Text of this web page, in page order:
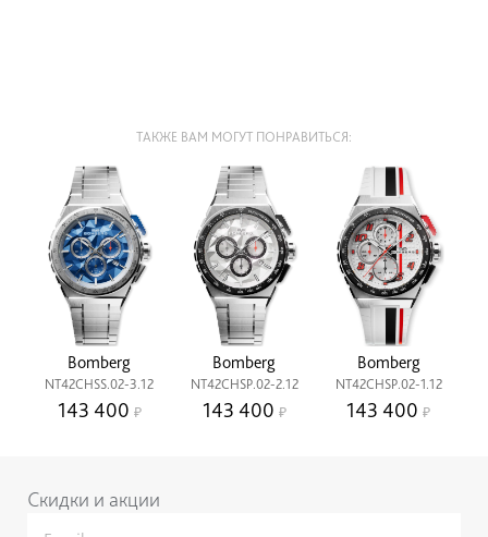
ТАКЖЕ ВАМ МОГУТ ПОНРАВИТЬСЯ:
Bomberg
NT42CHSS.02-3.12
143 400
Bomberg
NT42CHSP.02-2.12
143 400
Bomberg
NT42CHSP.02-1.12
143 400
Скидки и акции